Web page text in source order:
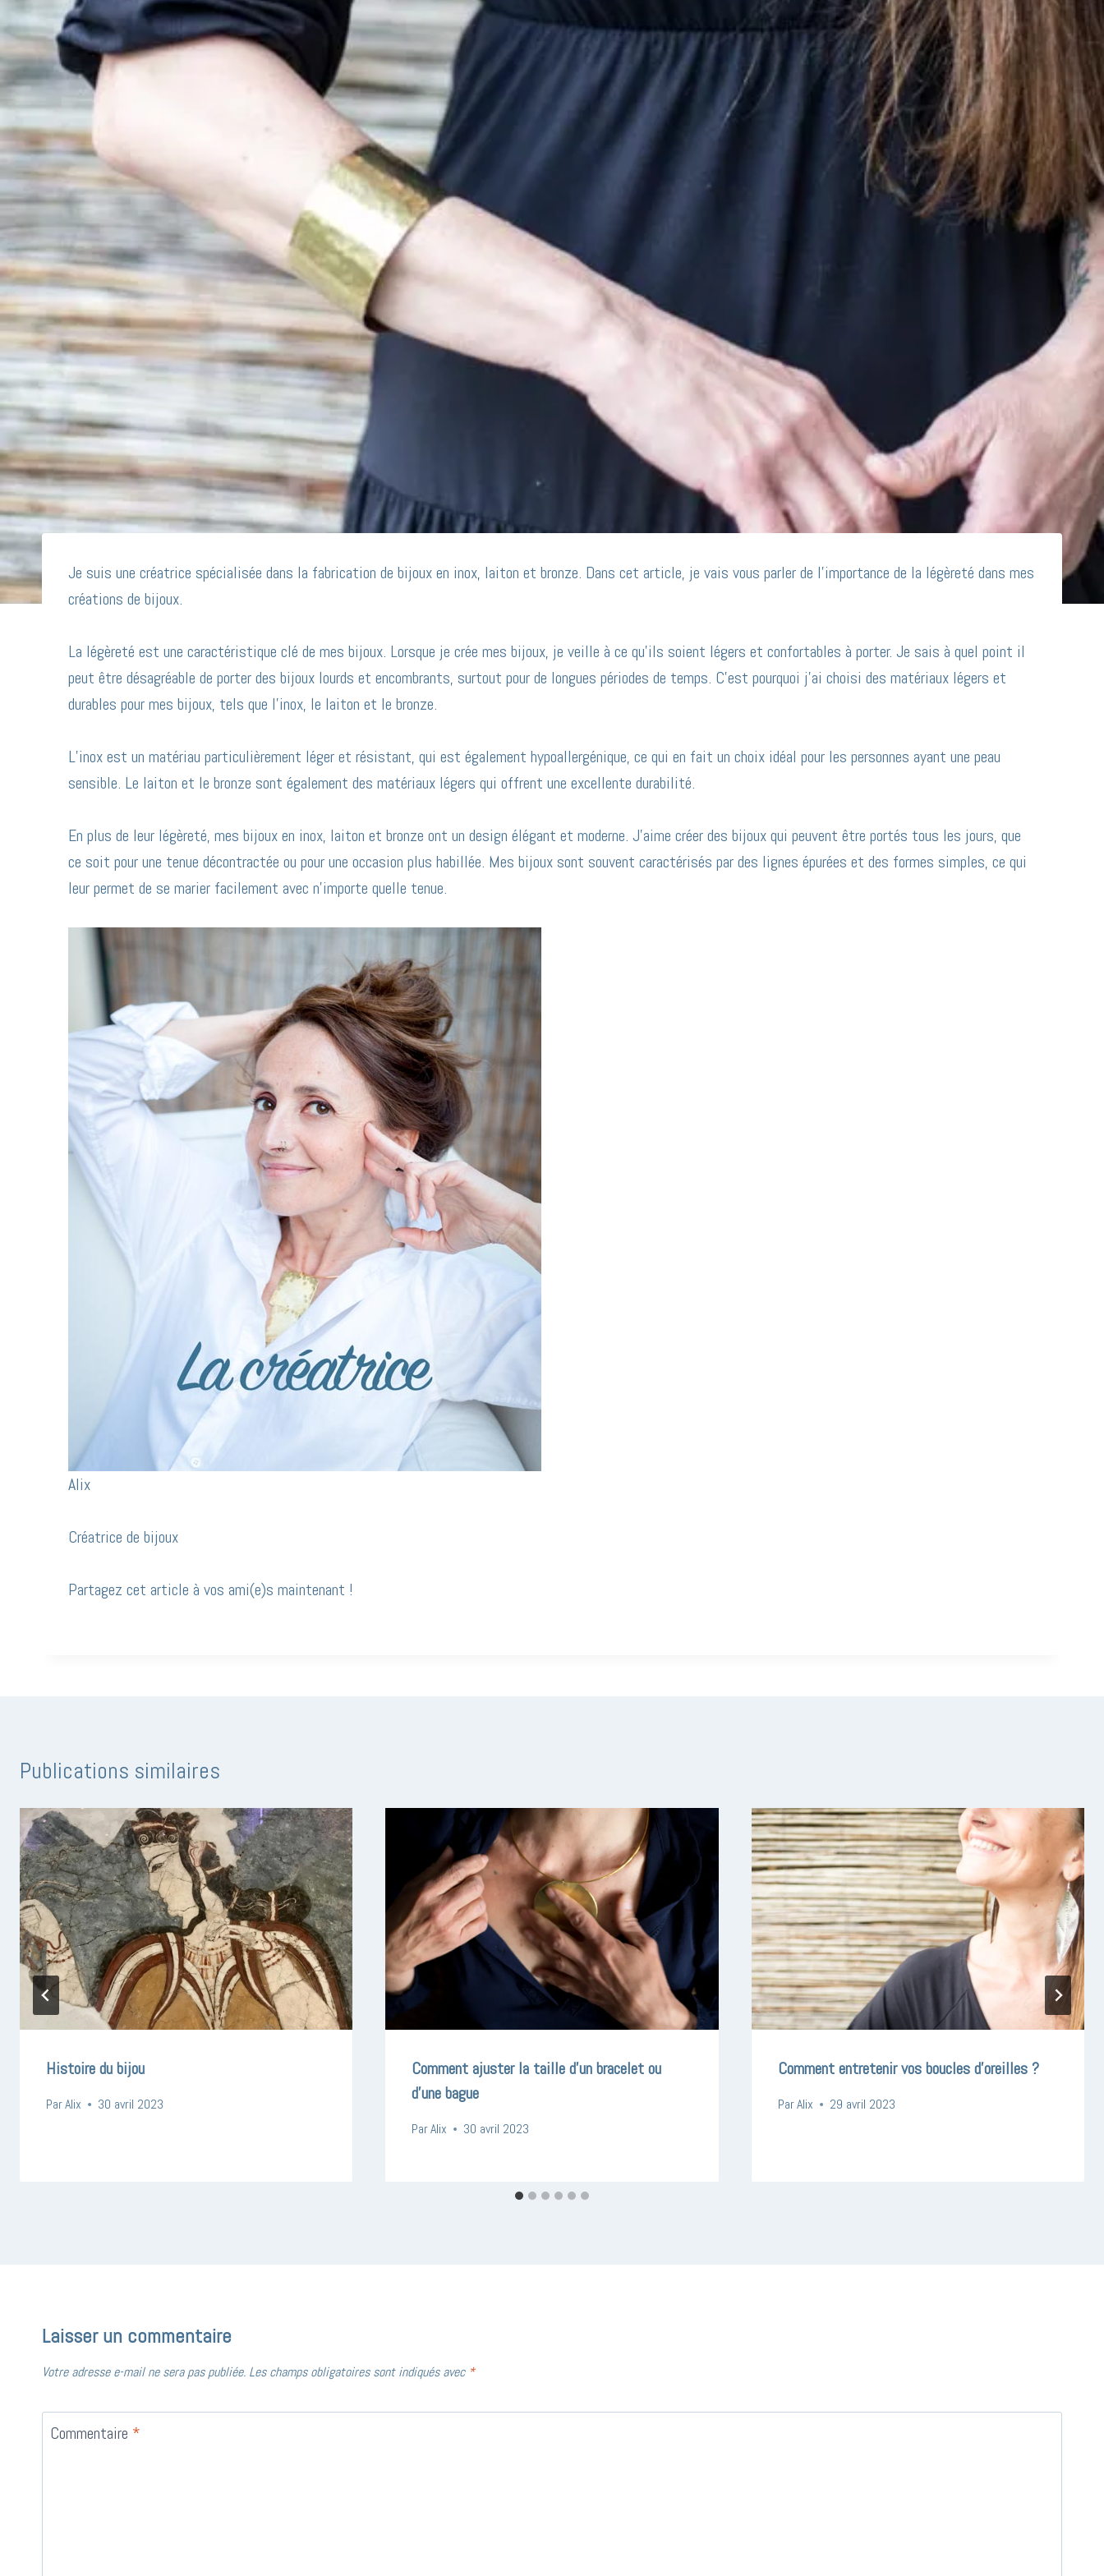
Je suis une créatrice spécialisée dans la fabrication de bijoux en inox, laiton et bronze. Dans cet article, je vais vous parler de l’importance de la légèreté dans mes
créations de bijoux.
La légèreté est une caractéristique clé de mes bijoux. Lorsque je crée mes bijoux, je veille à ce qu’ils soient légers et confortables à porter. Je sais à quel point il
peut être désagréable de porter des bijoux lourds et encombrants, surtout pour de longues périodes de temps. C’est pourquoi j’ai choisi des matériaux légers et
durables pour mes bijoux, tels que l’inox, le laiton et le bronze.
L’inox est un matériau particulièrement léger et résistant, qui est également hypoallergénique, ce qui en fait un choix idéal pour les personnes ayant une peau
sensible. Le laiton et le bronze sont également des matériaux légers qui offrent une excellente durabilité.
En plus de leur légèreté, mes bijoux en inox, laiton et bronze ont un design élégant et moderne. J’aime créer des bijoux qui peuvent être portés tous les jours, que
ce soit pour une tenue décontractée ou pour une occasion plus habillée. Mes bijoux sont souvent caractérisés par des lignes épurées et des formes simples, ce qui
leur permet de se marier facilement avec n’importe quelle tenue.
Alix
Créatrice de bijoux
Partagez cet article à vos ami(e)s maintenant !
Publications similaires
Histoire du bijou
ParAlix 30 avril 2023
Comment ajuster la taille d’un bracelet ou
d’une bague
ParAlix 30 avril 2023
Comment entretenir vos boucles d’oreilles ?
ParAlix 29 avril 2023
Laisser un commentaire
Votre adresse e-mail ne sera pas publiée. Les champs obligatoires sont indiqués avec *
Commentaire *